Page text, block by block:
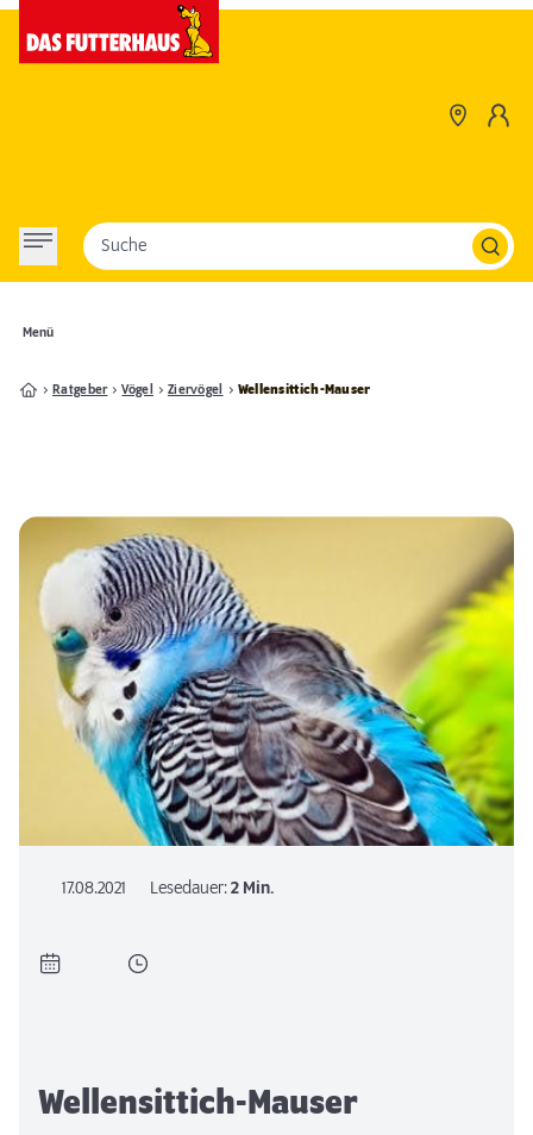
Menü
Suche
Ratgeber Vögel Ziervögel Wellensittich-Mauser
17.08.2021 Lesedauer:2 Min.
Wellensittich-Mauser